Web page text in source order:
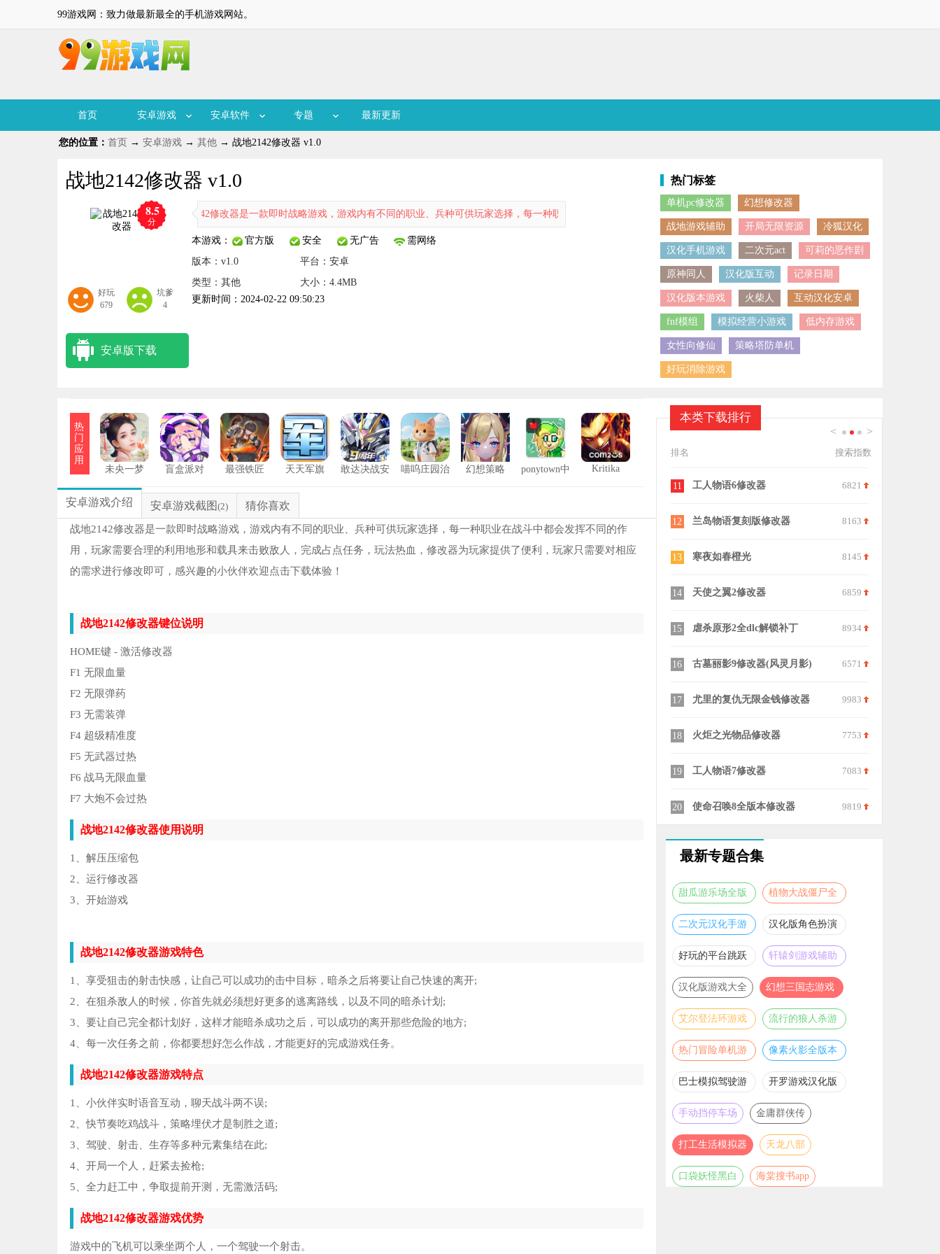
99游戏网：致力做最新最全的手机游戏网站。
首页 安卓游戏 安卓软件 专题 最新更新
您的位置： 首页 → 安卓游戏 → 其他 → 战地2142修改器 v1.0
战地2142修改器 v1.0
8.5
分
好玩
679
坑爹
4
战地2142修改器是一款即时战略游戏，游戏内有不同的职业、兵种可供玩家选择，每一种职业在战斗中都会发挥不同的作用，玩家需要合理的利用地形和载具来击败敌人，完成占点
本游戏： 官方版 安全 无广告
需网络
版本：v1.0
平台： 安卓
类型：其他
大小：4.4MB
更新时间：2024-02-22 09:50:23
安卓版下载
热门标签
单机pc修改器 幻想修改器
战地游戏辅助 开局无限资源 冷狐汉化
汉化手机游戏 二次元act 可莉的恶作剧
原神同人 汉化版互动 记录日期
汉化版本游戏 火柴人 互动汉化安卓
fnf模组 模拟经营小游戏 低内存游戏
女性向修仙 策略塔防单机
好玩消除游戏
热
门
应
用
未央一梦
盲盒派对 最强铁匠 天天军旗
敢达决战安
喵呜庄园治
幻想策略
ponytown中
Kritika
安卓游戏介绍 安卓游戏截图 (2) 猜你喜欢
战地2142修改器是一款即时战略游戏，游戏内有不同的职业、兵种可供玩家选择，每一种职业在战斗中都会发挥不同的作
用，玩家需要合理的利用地形和载具来击败敌人，完成占点任务，玩法热血，修改器为玩家提供了便利，玩家只需要对相应
的需求进行修改即可，感兴趣的小伙伴欢迎点击下载体验！
战地2142修改器键位说明
HOME键 - 激活修改器
F1 无限血量
F2 无限弹药
F3 无需装弹
F4 超级精准度
F5 无武器过热
F6 战马无限血量
F7 大炮不会过热
战地2142修改器使用说明
1、解压压缩包
2、运行修改器
3、开始游戏
战地2142修改器游戏特色
1、享受狙击的射击快感，让自己可以成功的击中目标，暗杀之后将要让自己快速的离开;
2、在狙杀敌人的时候，你首先就必须想好更多的逃离路线，以及不同的暗杀计划;
3、要让自己完全都计划好，这样才能暗杀成功之后，可以成功的离开那些危险的地方;
4、每一次任务之前，你都要想好怎么作战，才能更好的完成游戏任务。
战地2142修改器游戏特点
1、小伙伴实时语音互动，聊天战斗两不误;
2、快节奏吃鸡战斗，策略埋伏才是制胜之道;
3、驾驶、射击、生存等多种元素集结在此;
4、开局一个人，赶紧去捡枪;
5、全力赶工中，争取提前开测，无需激活码;
战地2142修改器游戏优势
游戏中的飞机可以乘坐两个人，一个驾驶一个射击。
本类下载排行
< >
排名 搜索指数
2 侠盗猎车手罪恶都市重制版修改器 7886
3 圣安地列斯热咖啡补丁
11 工人物语6修改器 6821
12 兰岛物语复刻版修改器 8163
13 寒夜如春橙光 8145
14 天使之翼2修改器 6859
15 虐杀原形2全dlc解锁补丁 8934
16 古墓丽影9修改器(风灵月影) 6571
17 尤里的复仇无限金钱修改器 9983
18 火炬之光物品修改器 7753
19 工人物语7修改器 7083
20 使命召唤8全版本修改器 9819
最新专题合集
甜瓜游乐场全版
本合集
植物大战僵尸全
版本合集
二次元汉化手游
推荐
汉化版角色扮演
游戏大全
好玩的平台跳跃
游戏合集
轩辕剑游戏辅助
合集
汉化版游戏大全
幻想三国志游戏
辅助合集
艾尔登法环游戏
辅助合集
流行的狼人杀游
戏合集
热门冒险单机游
戏合集
像素火影全版本
合集
巴士模拟驾驶游
戏合集
开罗游戏汉化版
大全
手动挡停车场
金庸群侠传
打工生活模拟器 天龙八部
口袋妖怪黑白 海棠搜书app